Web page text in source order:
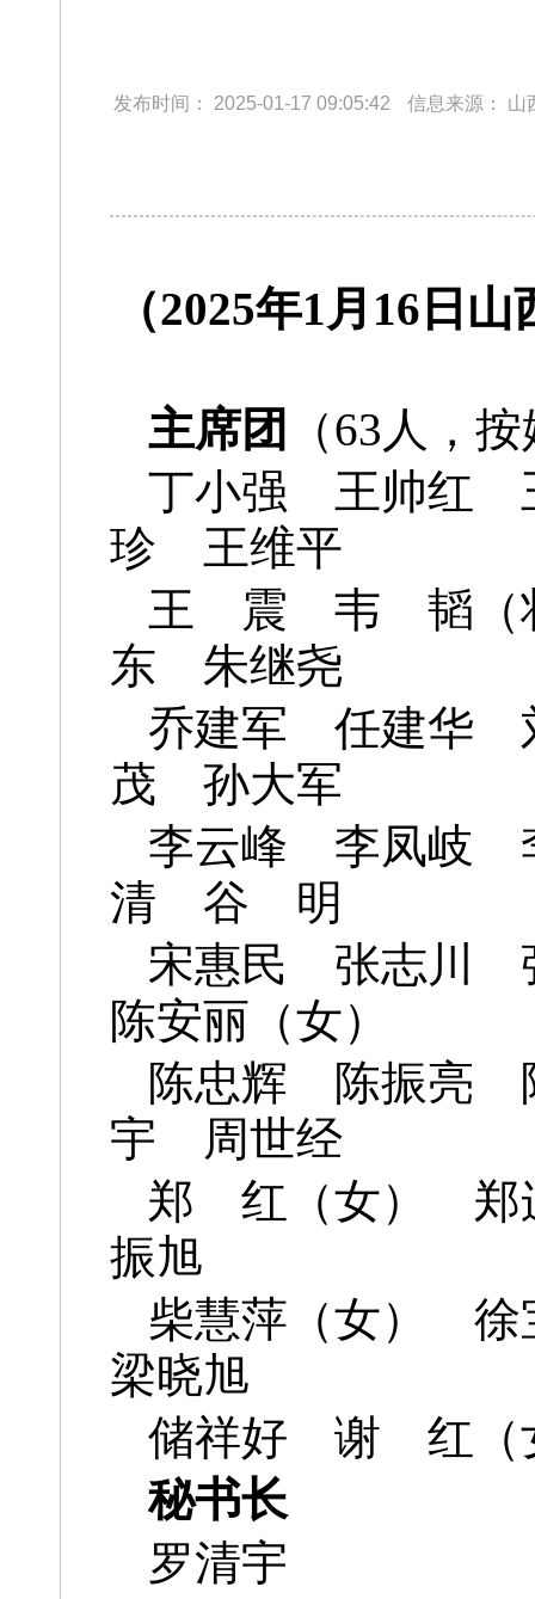
发布时间： 2025-01-17 09:05:42 信息来源： 山
（2025年1月16日
主席团
（63人，
丁小强 王帅
珍 王维平
王 震 韦 韬（
东 朱继尧
乔建军 任建华
茂 孙大军
李云峰 李凤岐
清 谷 明
宋惠民 张志
陈安丽（女）
陈忠辉 陈振亮
宇 周世经
郑 红（女） 郑
振旭
柴慧萍（女）
梁晓旭
储祥好 谢 红
秘书长
罗清宇